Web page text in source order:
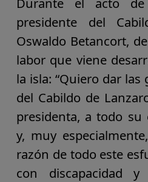
presidente del
Oswaldo Betancort,
labor que viene
la isla: “Quiero dar
del Cabildo de
presidenta, a todo su
y, muy
razón de todo este
con discapacidad